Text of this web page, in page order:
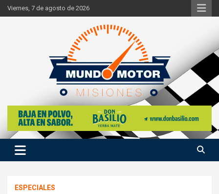
Skip
to
Viernes, 7 de agosto de 2026
Mundo Motor Misiones
Si hay ruido de motores ahí estaremos
ESPECIALES